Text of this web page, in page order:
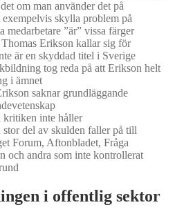
om man använder det på
exempelvis skylla problem på
medarbetare ”är” vissa färger
Erikson kallar sig för
är en skyddad titel i Sverige
tog reda på att Erikson helt
i ämnet
saknar grundläggande
kritiken inte håller
del av skulden faller på till
Forum, Aftonbladet, Fråga
och andra som inte kontrollerat
i offentlig sektor